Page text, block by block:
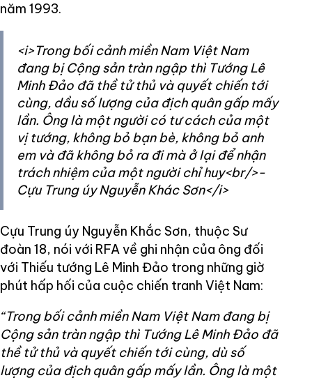
năm 1993.
<i>Trong bối cảnh miền Nam Việt Nam
đang bị Cộng sản tràn ngập thì Tướng Lê
Minh Đảo đã thề tử thủ và quyết chiến tới
cùng, dầu số lượng của địch quân gấp mấy
lần. Ông là một người có tư cách của một
vị tướng, không bỏ bạn bè, không bỏ anh
em và đã không bỏ ra đi mà ở lại để nhận
trách nhiệm của một người chỉ huy<br/>-
Cựu Trung úy Nguyễn Khác Sơn</i>
Cựu Trung úy Nguyễn Khắc Sơn, thuộc Sư
đoàn 18, nói với RFA về ghi nhận của ông đối
với Thiếu tướng Lê Minh Đảo trong những giờ
phút hấp hối của cuộc chiến tranh Việt Nam:
“Trong bối cảnh miền Nam Việt Nam đang bị
Cộng sản tràn ngập thì Tướng Lê Minh Đảo đã
thề tử thủ và quyết chiến tới cùng, dù số
lượng của địch quân gấp mấy lần. Ông là một